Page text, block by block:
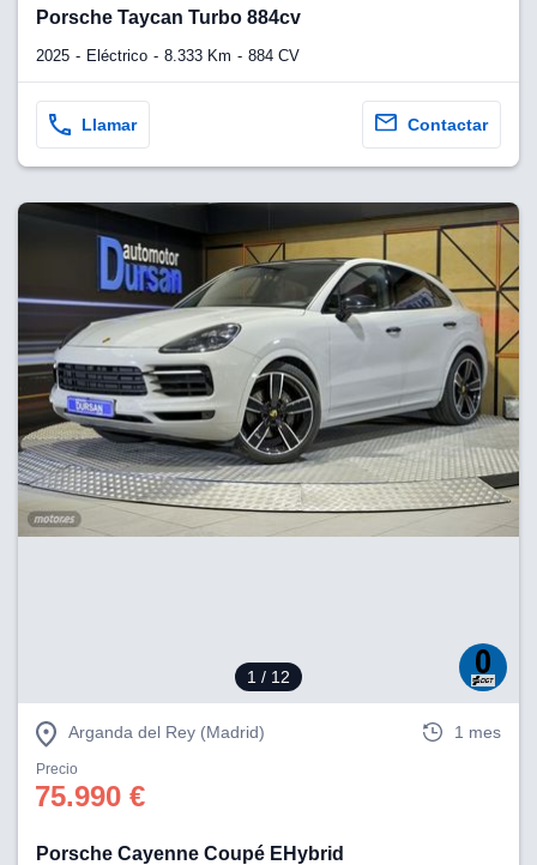
Porsche Taycan Turbo 884cv
2025 Eléctrico 8.333 Km 884 CV
Llamar Contactar
1 / 12
Arganda del Rey (Madrid) 1 mes
Precio
75.990 €
Porsche Cayenne Coupé EHybrid